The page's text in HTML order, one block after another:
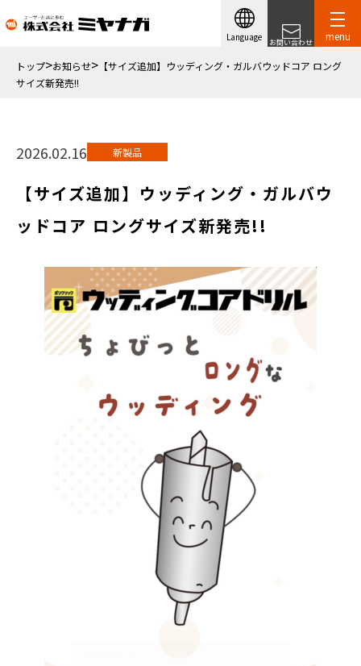
Language お問い合わせ
トップ お知らせ
【サイズ追加】ウッディング・ガルバウッドコア ロング
サイズ新発売!!
2026.02.16 新製品
【サイズ追加】ウッディング・ガルバウ
ッドコア ロングサイズ新発売!!
menu